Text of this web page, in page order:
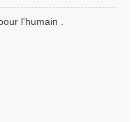
l'humain .